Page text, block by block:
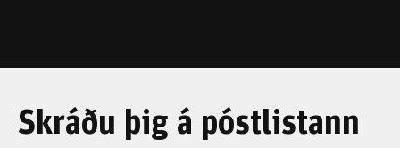
Skráðu þig á póstlistann